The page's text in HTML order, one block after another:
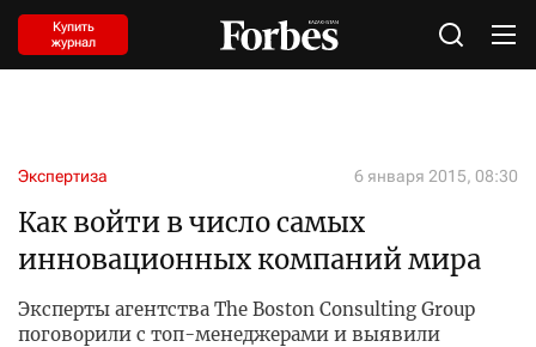
Купить
журнал
Экспертиза 6 января 2015, 08:30
Как войти в число самых
инновационных компаний мира
Эксперты агентства The Boston Consulting Group
поговорили с топ-менеджерами и выявили